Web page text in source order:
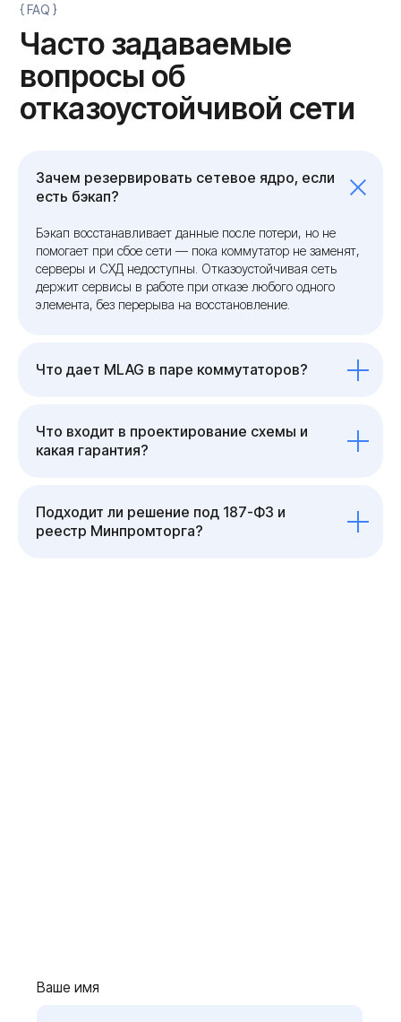
Зачем резервировать сетевое ядро, если
есть бэкап?
Бэкап восстанавливает данные после потери, но не
помогает при сбое сети — пока коммутатор не заменят,
серверы и СХД недоступны. Отказоустойчивая сеть
держит сервисы в работе при отказе любого одного
элемента, без перерыва на восстановление.
Что дает MLAG в паре коммутаторов?
Что входит в проектирование схемы и
какая гарантия?
Подходит ли решение под 187-ФЗ и
реестр Минпромторга?